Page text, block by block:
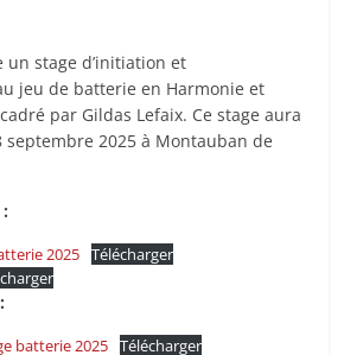
un stage d’initiation et
jeu de batterie en Harmonie et
par Gildas Lefaix. Ce stage aura
2025 à Montauban de
2025 Télécharger
batterie 2025 Télécharger